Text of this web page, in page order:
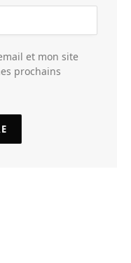
et mon site
prochains